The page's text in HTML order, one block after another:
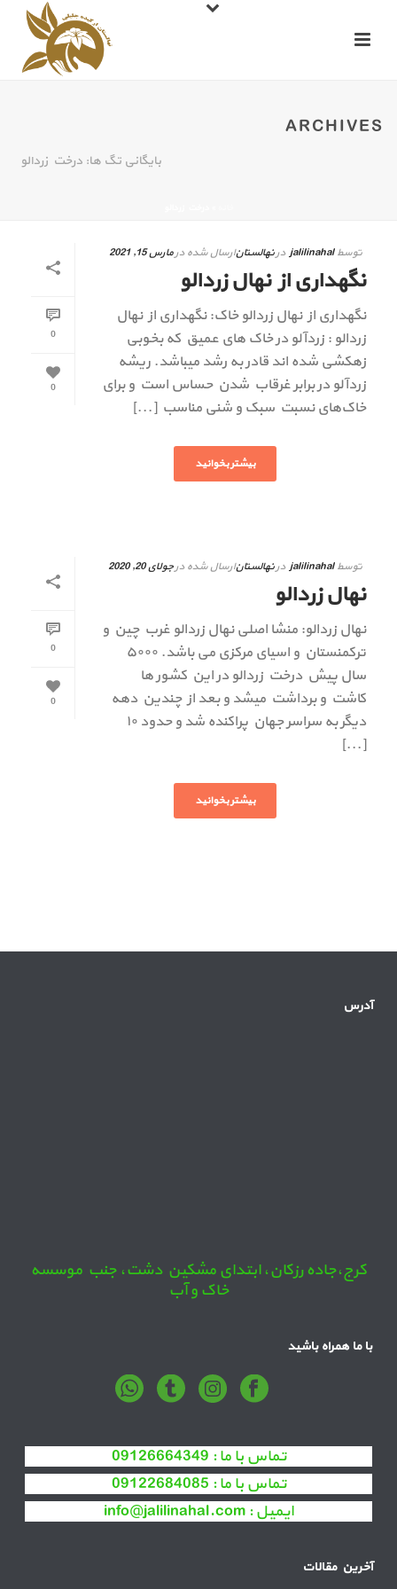
ARCHIVES
بایگانی تگ ها: درخت زردالو
0
0
توسطjalilinahal درنهالستانارسال شده درمارس 15, 2021
نگهداری از نهال زردالو
نگهداری از نهال زردالو خاک: نگهداری از نهال
زردالو : زردآلو در خاک های عمیق که بخوبی
زهکشی شده اند قادر به رشد میباشد. ریشه
زردآلو در برابر غرقاب شدن حساس است و برای
خاک‌های نسبت سبک و شنی مناسب [...]
بیشتر بخوانید
0
0
توسطjalilinahal درنهالستانارسال شده درجولای 20, 2020
نهال زردالو
نهال زردالو: منشا اصلی نهال زردالو غرب چین و
ترکمنستان و اسیای مرکزی می باشد. ۵۰۰۰
سال پیش درخت زردالو در این کشور ها
کاشت و برداشت میشد و بعد از چندین دهه
دیگر به سراسر جهان پراکنده شد و حدود ۱۰
[...]
بیشتر بخوانید
آدرس
کرج،جاده رزکان، ابتدای مشکین دشت، جنب موسسه
خاک و آب
با ما همراه باشید
تماس با ما : 09126664349
تماس با ما : 09122684085
ایمیل : info@jalilinahal.com
آخرین مقالات